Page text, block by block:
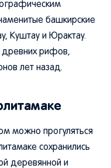
башкирские
Куштау и Юрактау.
древних рифов,
лет назад.
можно прогуляться
сохранились
деревянной и